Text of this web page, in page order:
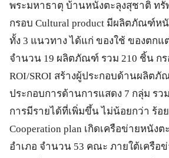
พระมหาธาตุ บ้านหนังตะลุงสุชาติ ทรั
กรอบ Cultural product มีผลิตภัณฑ์ห
ทั้ง 3 แนวทาง ได้แก่ ของใช้ ของตกแ
จำนวน 19 ผลิตภัณฑ์ รวม 210 ชิ้น กร
ROI/SROI สร้างผู้ประกอบด้านผลิตภั
ประกอบการด้านการแสดง 7 กลุ่ม รว
การมีรายได้ที่เพิ่มขึ้น ไม่น้อยกว่า ร้อ
Cooperation plan เกิดเครือข่ายหนัง
อำเภอ จำนวน 53 คณะ ภายใต้เครือ